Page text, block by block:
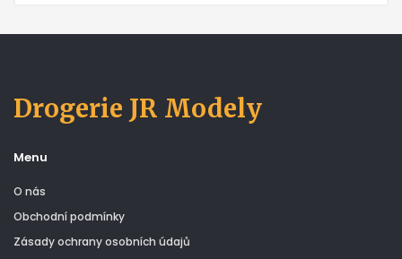
Drogerie JR Modely
Menu
O nás
Obchodní podmínky
Zásady ochrany osobních údajů